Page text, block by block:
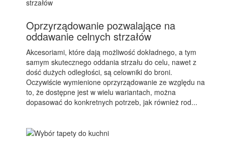
Oprzyrządowanie pozwalające na
oddawanie celnych strzałów
Akcesoriami, które dają możliwość dokładnego, a tym
samym skutecznego oddania strzału do celu, nawet z
dość dużych odległości, są celowniki do broni.
Oczywiście wymienione oprzyrządowanie ze względu na
to, że dostępne jest w wielu wariantach, można
dopasować do konkretnych potrzeb, jak również rod...